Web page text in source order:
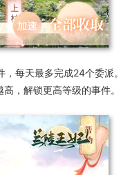
每天最多完成24个委派。
，解锁更高等级的事件。